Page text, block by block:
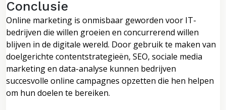
Conclusie
Online marketing is onmisbaar geworden voor IT-
bedrijven die willen groeien en concurrerend willen
blijven in de digitale wereld. Door gebruik te maken van
doelgerichte contentstrategieën, SEO, sociale media
marketing en data-analyse kunnen bedrijven
succesvolle online campagnes opzetten die hen helpen
om hun doelen te bereiken.